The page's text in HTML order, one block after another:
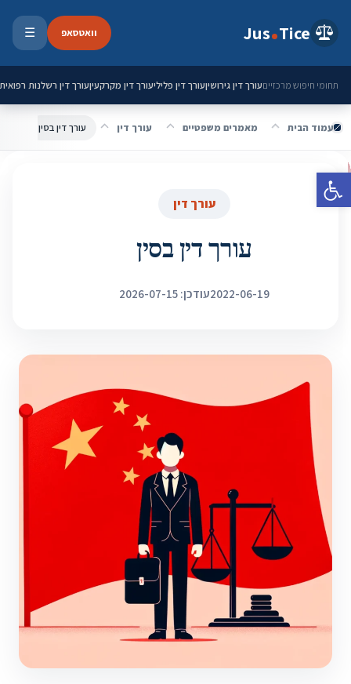
פתח סרגל נגישות
Jus Tice וואטסאפ ☰
תחומי חיפוש מרכזייםעורך דין גירושיןעורך דין פליליעורך דין מקרקעיןעורך דין רשלנות רפואית
עמוד הבית מאמרים משפטיים עורך דין עורך דין בסין
עורך דין
עורך דין בסין
2022-06-19עודכן: 2026-07-15